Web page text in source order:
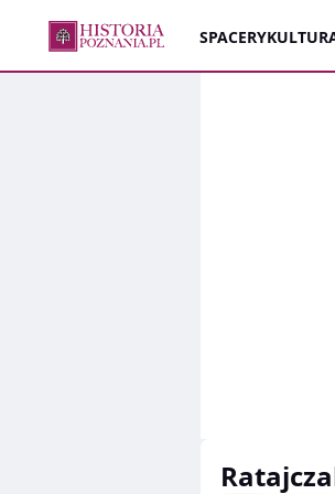
SPACERY